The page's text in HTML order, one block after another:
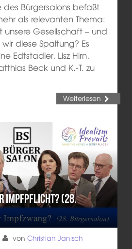
des Bürgersalons befaßt
als relevanten Thema:
unsere Gesellschaft – und
diese Spaltung? Es
Edtstadler, Lisz Hirn,
Beck und K.-T. zu
Weiterlesen
Impfpflicht? (28.
von Christian Janisch